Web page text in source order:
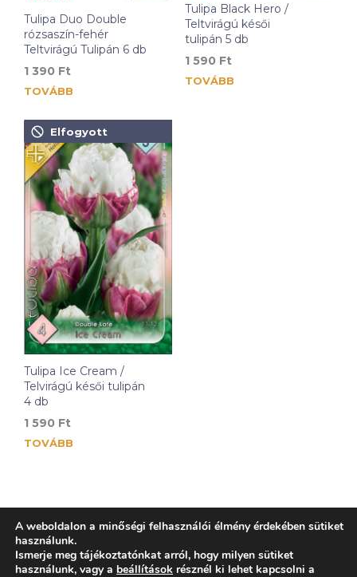
Tulipa Duo Double
rózsaszín-fehér
Teltvirágú Tulipán 6 db
1 390 Ft
TOVÁBB
Tulipa Black Hero /
Teltvirágú késői
tulipán 5 db
1 590 Ft
TOVÁBB
Tulipa Ice Cream /
Telvirágú késői tulipán
4 db
1 590 Ft
Elfogyott
TOVÁBB
A weboldalon a minőségi felhasználói élmény érdekében sütiket
használunk.
Ismerje meg tájékoztatónkat arról, hogy milyen sütiket
használunk, vagy a beállítások résznél ki lehet kapcsolni a